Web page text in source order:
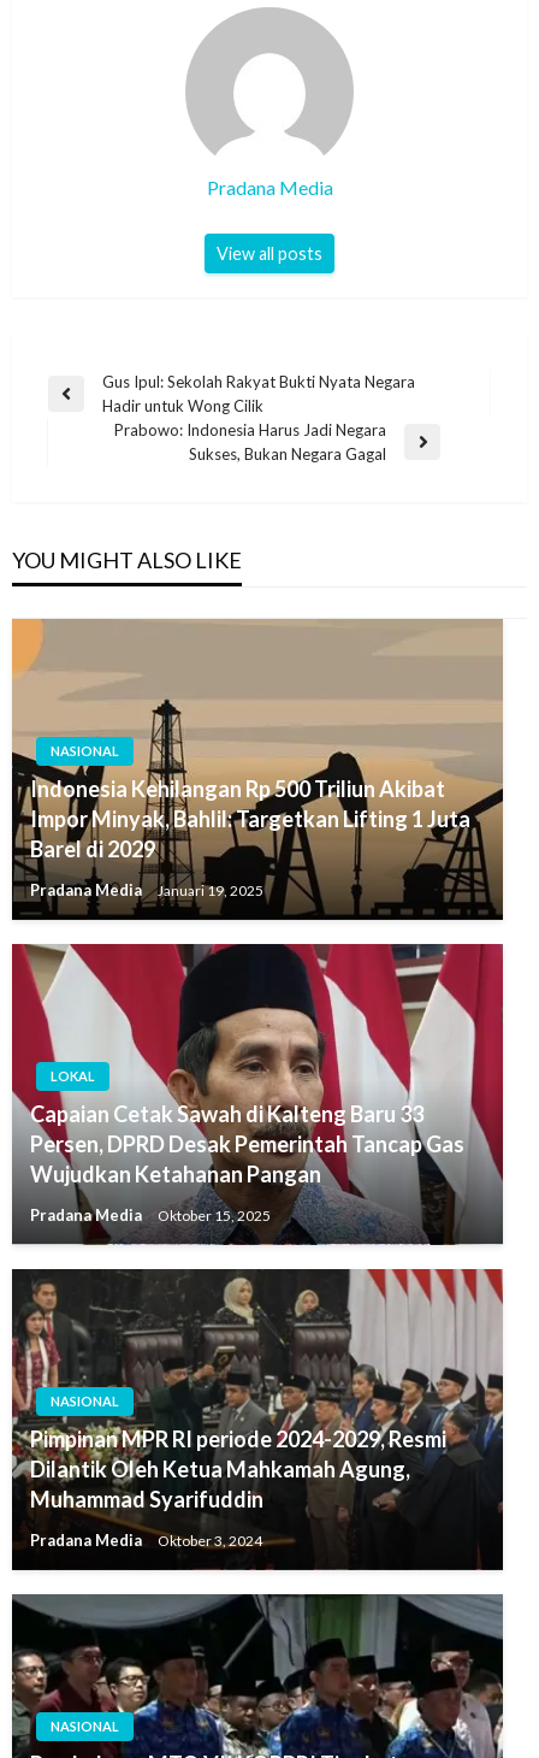
Pradana Media
View all posts
Gus Ipul: Sekolah Rakyat Bukti Nyata Negara
Hadir untuk Wong Cilik
Prabowo: Indonesia Harus Jadi Negara
Sukses, Bukan Negara Gagal
YOU MIGHT ALSO LIKE
NASIONAL
Indonesia Kehilangan Rp 500 Triliun Akibat
Impor Minyak, Bahlil: Targetkan Lifting 1 Juta
Barel di 2029
Pradana Media Januari 19, 2025
LOKAL
Capaian Cetak Sawah di Kalteng Baru 33
Persen, DPRD Desak Pemerintah Tancap Gas
Wujudkan Ketahanan Pangan
Pradana Media Oktober 15, 2025
NASIONAL
Pimpinan MPR RI periode 2024-2029, Resmi
Dilantik Oleh Ketua Mahkamah Agung,
Muhammad Syarifuddin
Pradana Media Oktober 3, 2024
NASIONAL